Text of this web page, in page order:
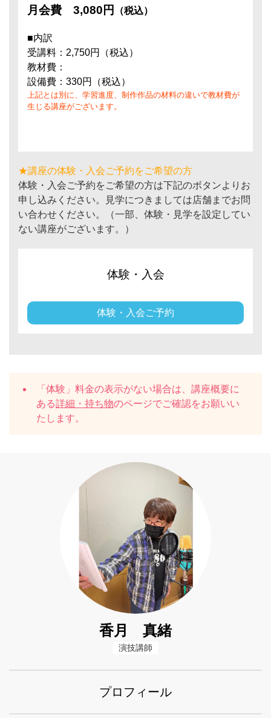
月会費 3,080円 （税込）
■内訳
受講料：2,750円（税込）
教材費：
設備費：330円（税込）
上記とは別に、学習進度、制作作品の材料の違いで教材費が
生じる講座がございます。
★講座の体験・入会ご予約をご希望の方
体験・入会ご予約をご希望の方は下記のボタンよりお
申し込みください。見学につきましては店舗までお問
い合わせください。（一部、体験・見学を設定してい
ない講座がございます。）
体験・入会
体験・入会ご予約
「体験」料金の表示がない場合は、講座概要に
ある詳細・持ち物のページでご確認をお願いい
たします。
香月 真緒
演技講師
プロフィール